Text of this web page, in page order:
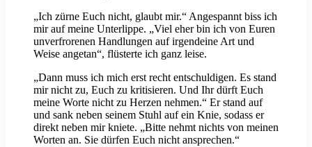
„Ich zürne Euch nicht, glaubt mir.“ Angespannt biss ich
mir auf meine Unterlippe. „Viel eher bin ich von Euren
unverfrorenen Handlungen auf irgendeine Art und
Weise angetan“, flüsterte ich ganz leise.
„Dann muss ich mich erst recht entschuldigen. Es stand
mir nicht zu, Euch zu kritisieren. Und Ihr dürft Euch
meine Worte nicht zu Herzen nehmen.“ Er stand auf
und sank neben seinem Stuhl auf ein Knie, sodass er
direkt neben mir kniete. „Bitte nehmt nichts von meinen
Worten an. Sie dürfen Euch nicht ansprechen.“